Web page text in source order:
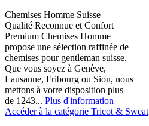
Chemises Homme Suisse |
Qualité Reconnue et Confort
Premium Chemises Homme
propose une sélection raffinée de
chemises pour gentleman suisse.
Que vous soyez à Genève,
Lausanne, Fribourg ou Sion, nous
mettons à votre disposition plus
de 1243... Plus d'information
Accéder à la catégorie Tricot & Sweat